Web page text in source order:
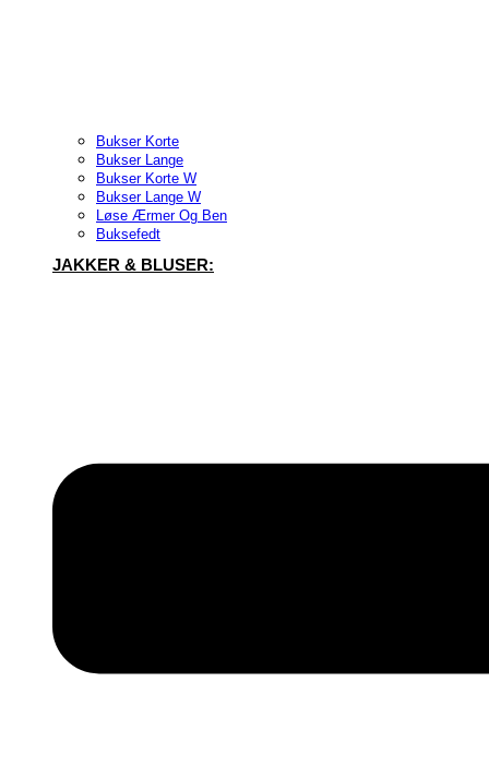
Bukser Korte
Bukser Lange
Bukser Korte W
Bukser Lange W
Løse Ærmer Og Ben
Buksefedt
JAKKER & BLUSER: